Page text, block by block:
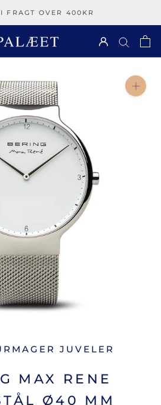
FRAGT OVER 400KR
JUVELER
MAX RENE
Ø40 MM